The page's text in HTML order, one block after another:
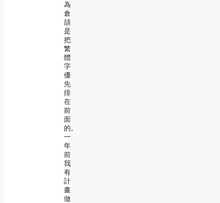
為
倉
頡
是
把
繁
體
字
優
先
排
在
前
面
的。
一
年
前
我
有
計
畫
做